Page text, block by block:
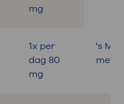
mg
1x per
dag 80
mg
's
met